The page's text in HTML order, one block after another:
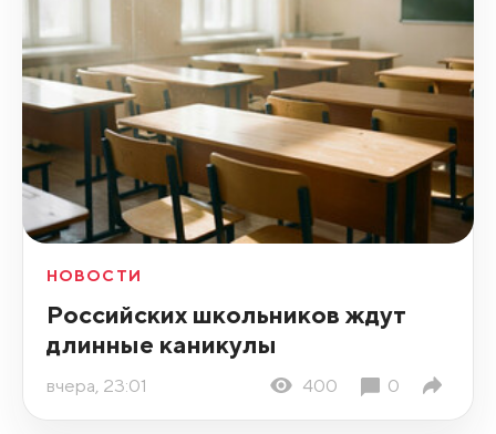
НОВОСТИ
Российских школьников ждут
длинные каникулы
вчера, 23:01 400 0